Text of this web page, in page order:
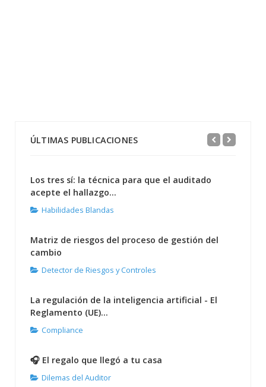
ÚLTIMAS PUBLICACIONES
Los tres sí: la técnica para que el auditado
acepte el hallazgo...
Habilidades Blandas
Matriz de riesgos del proceso de gestión del
cambio
Detector de Riesgos y Controles
La regulación de la inteligencia artificial - El
Reglamento (UE)...
Compliance
🎧 El regalo que llegó a tu casa
Dilemas del Auditor